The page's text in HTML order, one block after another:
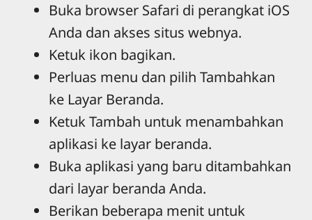
Buka browser Safari di perangkat iOS
Anda dan akses situs webnya.
Ketuk ikon bagikan.
Perluas menu dan pilih Tambahkan
ke Layar Beranda.
Ketuk Tambah untuk menambahkan
aplikasi ke layar beranda.
Buka aplikasi yang baru ditambahkan
dari layar beranda Anda.
Berikan beberapa menit untuk